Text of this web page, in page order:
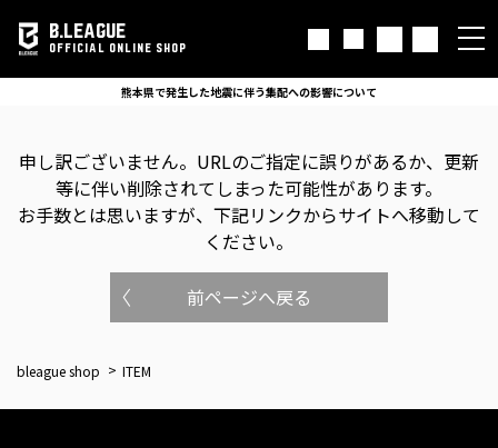
B.LEAGUE
OFFICIAL ONLINE SHOP
熊本県で発生した地震に伴う集配への影響について
申し訳ございません。 URLのご指定に誤りがあるか、更新
等に伴い削除されてしまった可能性があります。
お手数とは思いますが、下記リンクからサイトへ移動して
ください。
前ページへ戻る
bleague shop ITEM